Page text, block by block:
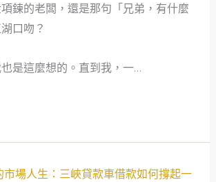
鍊的老闆，還是那句「兄弟，有什麼
口吻？
是這麼想的。直到我，一…
場人生：三峽貸款車借款如何撐起一